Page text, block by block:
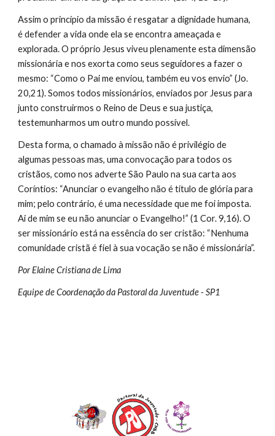
Assim o princípio da missão é resgatar a dignidade humana,
é defender a vida onde ela se encontra ameaçada e
explorada. O próprio Jesus viveu plenamente esta dimensão
missionária e nos exorta como seus seguidores a fazer o
mesmo: “Como o Pai me enviou, também eu vos envio” (Jo.
20,21). Somos todos missionários, enviados por Jesus para
junto construirmos o Reino de Deus e sua justiça,
testemunharmos um outro mundo possível.
Desta forma, o chamado à missão não é privilégio de
algumas pessoas mas, uma convocação para todos os
cristãos, como nos adverte São Paulo na sua carta aos
Coríntios: “Anunciar o evangelho não é título de glória para
mim; pelo contrário, é uma necessidade que me foi imposta.
Ai de mim se eu não anunciar o Evangelho!” (1 Cor. 9,16). O
ser missionário está na essência do ser cristão: “Nenhuma
comunidade cristã é fiel à sua vocação se não é missionária”.
Por Elaine Cristiana de Lima
Equipe de Coordenação da Pastoral da Juventude - SP1